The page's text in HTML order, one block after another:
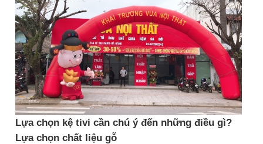
Lựa chọn kệ tivi cần chú ý đến những điều gì?
Lựa chọn chất liệu gỗ